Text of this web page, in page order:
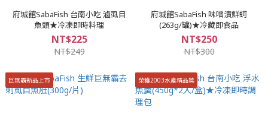
府城館SabaFish 台南小吃 滷虱目
魚頭★冷凍即時料理
NT$225
NT$249
府城館SabaFish 味噌漬鮮蚵
(263g/罐)★冷藏即食品
NT$250
NT$300
巨無霸新品上市 榮獲2003水產精品獎